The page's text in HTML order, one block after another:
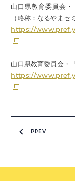
山口県教育委員会・
（略称：なるやま
https://
山口県教育委員会・
https://
PREV